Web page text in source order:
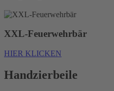
XXL-Feuerwehrbär
HIER KLICKEN
Handzierbeile